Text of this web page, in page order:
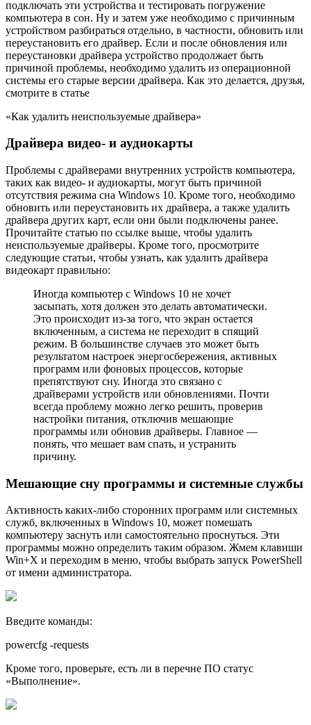
подключать эти устройства и тестировать погружение
компьютера в сон. Ну и затем уже необходимо с причинным
устройством разбираться отдельно, в частности, обновить или
переустановить его драйвер. Если и после обновления или
переустановки драйвера устройство продолжает быть
причиной проблемы, необходимо удалить из операционной
системы его старые версии драйвера. Как это делается, друзья,
смотрите в статье
«Как удалить неиспользуемые драйвера»
Драйвера видео- и аудиокарты
Проблемы с драйверами внутренних устройств компьютера,
таких как видео- и аудиокарты, могут быть причиной
отсутствия режима сна Windows 10. Кроме того, необходимо
обновить или переустановить их драйвера, а также удалить
драйвера других карт, если они были подключены ранее.
Прочитайте статью по ссылке выше, чтобы удалить
неиспользуемые драйверы. Кроме того, просмотрите
следующие статьи, чтобы узнать, как удалить драйвера
видеокарт правильно:
Иногда компьютер с Windows 10 не хочет
засыпать, хотя должен это делать автоматически.
Это происходит из-за того, что экран остается
включенным, а система не переходит в спящий
режим. В большинстве случаев это может быть
результатом настроек энергосбережения, активных
программ или фоновых процессов, которые
препятствуют сну. Иногда это связано с
драйверами устройств или обновлениями. Почти
всегда проблему можно легко решить, проверив
настройки питания, отключив мешающие
программы или обновив драйверы. Главное —
понять, что мешает вам спать, и устранить
причину.
Мешающие сну программы и системные службы
Активность каких-либо сторонних программ или системных
служб, включенных в Windows 10, может помешать
компьютеру заснуть или самостоятельно проснуться. Эти
программы можно определить таким образом. Жмем клавиши
Win+X и переходим в меню, чтобы выбрать запуск PowerShell
от имени администратора.
Введите команды:
powercfg -requests
Кроме того, проверьте, есть ли в перечне ПО статус
«Выполнение».